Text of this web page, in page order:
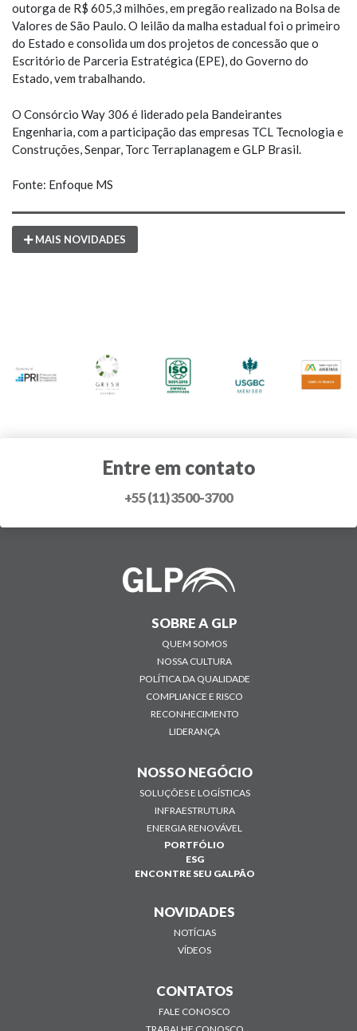
outorga de R$ 605,3 milhões, em pregão realizado na Bolsa de
Valores de São Paulo. O leilão da malha estadual foi o primeiro
do Estado e consolida um dos projetos de concessão que o
Escritório de Parceria Estratégica (EPE), do Governo do
Estado, vem trabalhando.
O Consórcio Way 306 é liderado pela Bandeirantes
Engenharia, com a participação das empresas TCL Tecnologia e
Construções, Senpar, Torc Terraplanagem e GLP Brasil.
Fonte: Enfoque MS
MAIS NOVIDADES
Entre em contato
+55 (11) 3500-3700
SOBRE A GLP
QUEM SOMOS
NOSSA CULTURA
POLÍTICA DA QUALIDADE
COMPLIANCE E RISCO
RECONHECIMENTO
LIDERANÇA
NOSSO NEGÓCIO
SOLUÇÕES E LOGÍSTICAS
INFRAESTRUTURA
ENERGIA RENOVÁVEL
PORTFÓLIO
ESG
ENCONTRE SEU GALPÃO
NOVIDADES
NOTÍCIAS
VÍDEOS
CONTATOS
FALE CONOSCO